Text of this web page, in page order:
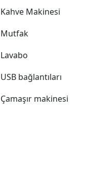
Kahve Makinesi
Mutfak
Lavabo
USB bağlantıları
Çamaşır makinesi